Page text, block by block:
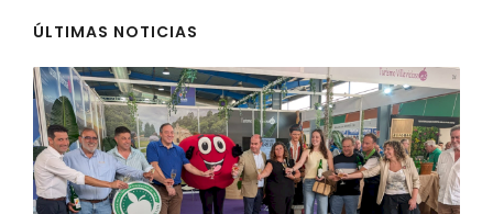
ÚLTIMAS NOTICIAS